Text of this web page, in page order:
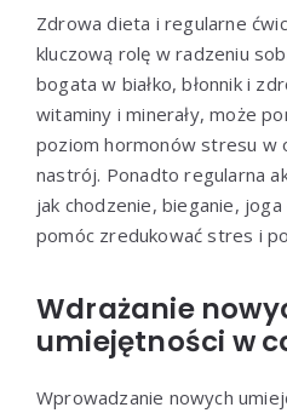
Zdrowa dieta i regularne
kluczową rolę w radzeniu
bogata w białko, błonnik i
witaminy i minerały, może
poziom hormonów stresu w
nastrój. Ponadto regularna
jak chodzenie, bieganie, joga
pomóc zredukować stres i
Wdrażanie
umiejętności w
Wprowadzanie nowych